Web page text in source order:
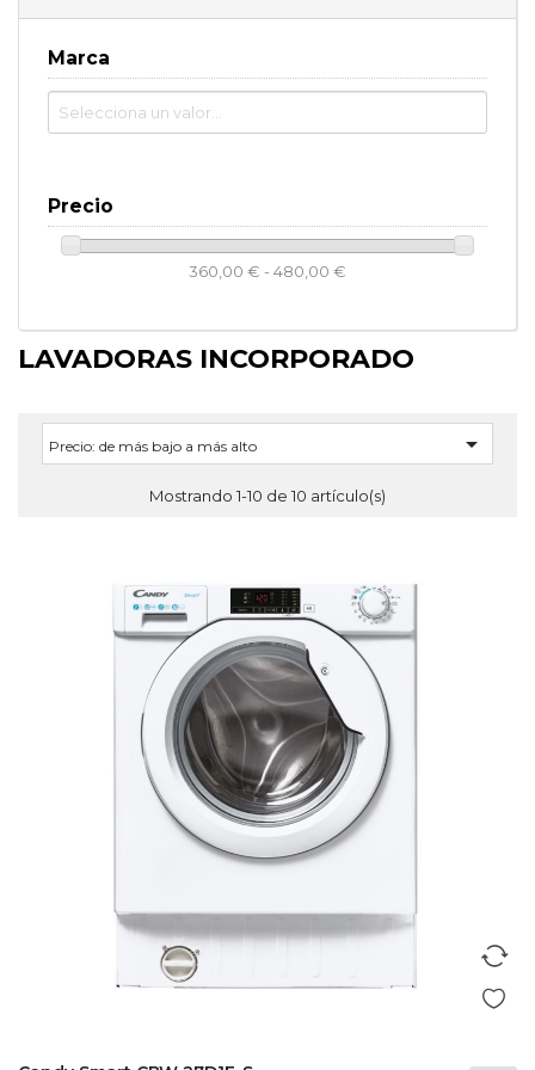
Marca
Precio
360,00 € - 480,00 €
LAVADORAS INCORPORADO
Precio: de más bajo a más alto 
Mostrando 1-10 de 10 artículo(s)